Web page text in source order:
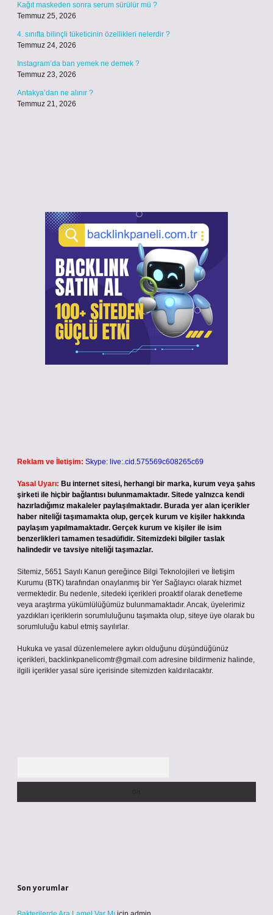
Kağıt maskeden sonra serum sürülür mü ?
Temmuz 25, 2026
4. sınıfta bilinçli tüketicinin özellikleri nelerdir ?
Temmuz 24, 2026
Instagram’da ban yemek ne demek ?
Temmuz 23, 2026
Antakya’dan ne alınır ?
Temmuz 21, 2026
Reklam ve İletişim: Skype: live:.cid.575569c608265c69
Yasal Uyarı: Bu internet sitesi, herhangi bir marka, kurum veya şahıs
şirketi ile hiçbir bağlantısı bulunmamaktadır. Sitede yalnızca kendi
hazırladığımız makaleler paylaşılmaktadır. Burada yer alan içerikler
haber niteliği taşımamakta olup, gerçek kurum ve kişiler hakkında
paylaşım yapılmamaktadır. Gerçek kurum ve kişiler ile isim
benzerlikleri tamamen tesadüfidir. Sitemizdeki bilgiler taslak
halindedir ve tavsiye niteliği taşımazlar.
Sitemiz, 5651 Sayılı Kanun gereğince Bilgi Teknolojileri ve İletişim
Kurumu (BTK) tarafından onaylanmış bir Yer Sağlayıcı olarak hizmet
vermektedir. Bu nedenle, sitedeki içerikleri proaktif olarak denetleme
veya araştırma yükümlülüğümüz bulunmamaktadır. Ancak, üyelerimiz
yazdıkları içeriklerin sorumluluğunu taşımakta olup, siteye üye olarak bu
sorumluluğu kabul etmiş sayılırlar.
Hukuka ve yasal düzenlemelere aykırı olduğunu düşündüğünüz
içerikleri, backlinkpanelicomtr@gmail.com adresine bildirmeniz halinde,
ilgili içerikler yasal süre içerisinde sitemizden kaldırılacaktır.
Son yorumlar